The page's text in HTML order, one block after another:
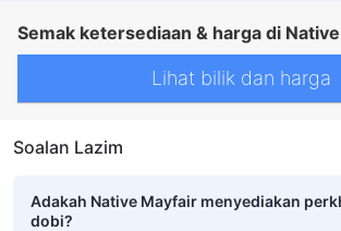
Semak ketersediaan & harga di
Lihat bilik dan harga
Soalan Lazim
Adakah Native Mayfair menyediakan
dobi?